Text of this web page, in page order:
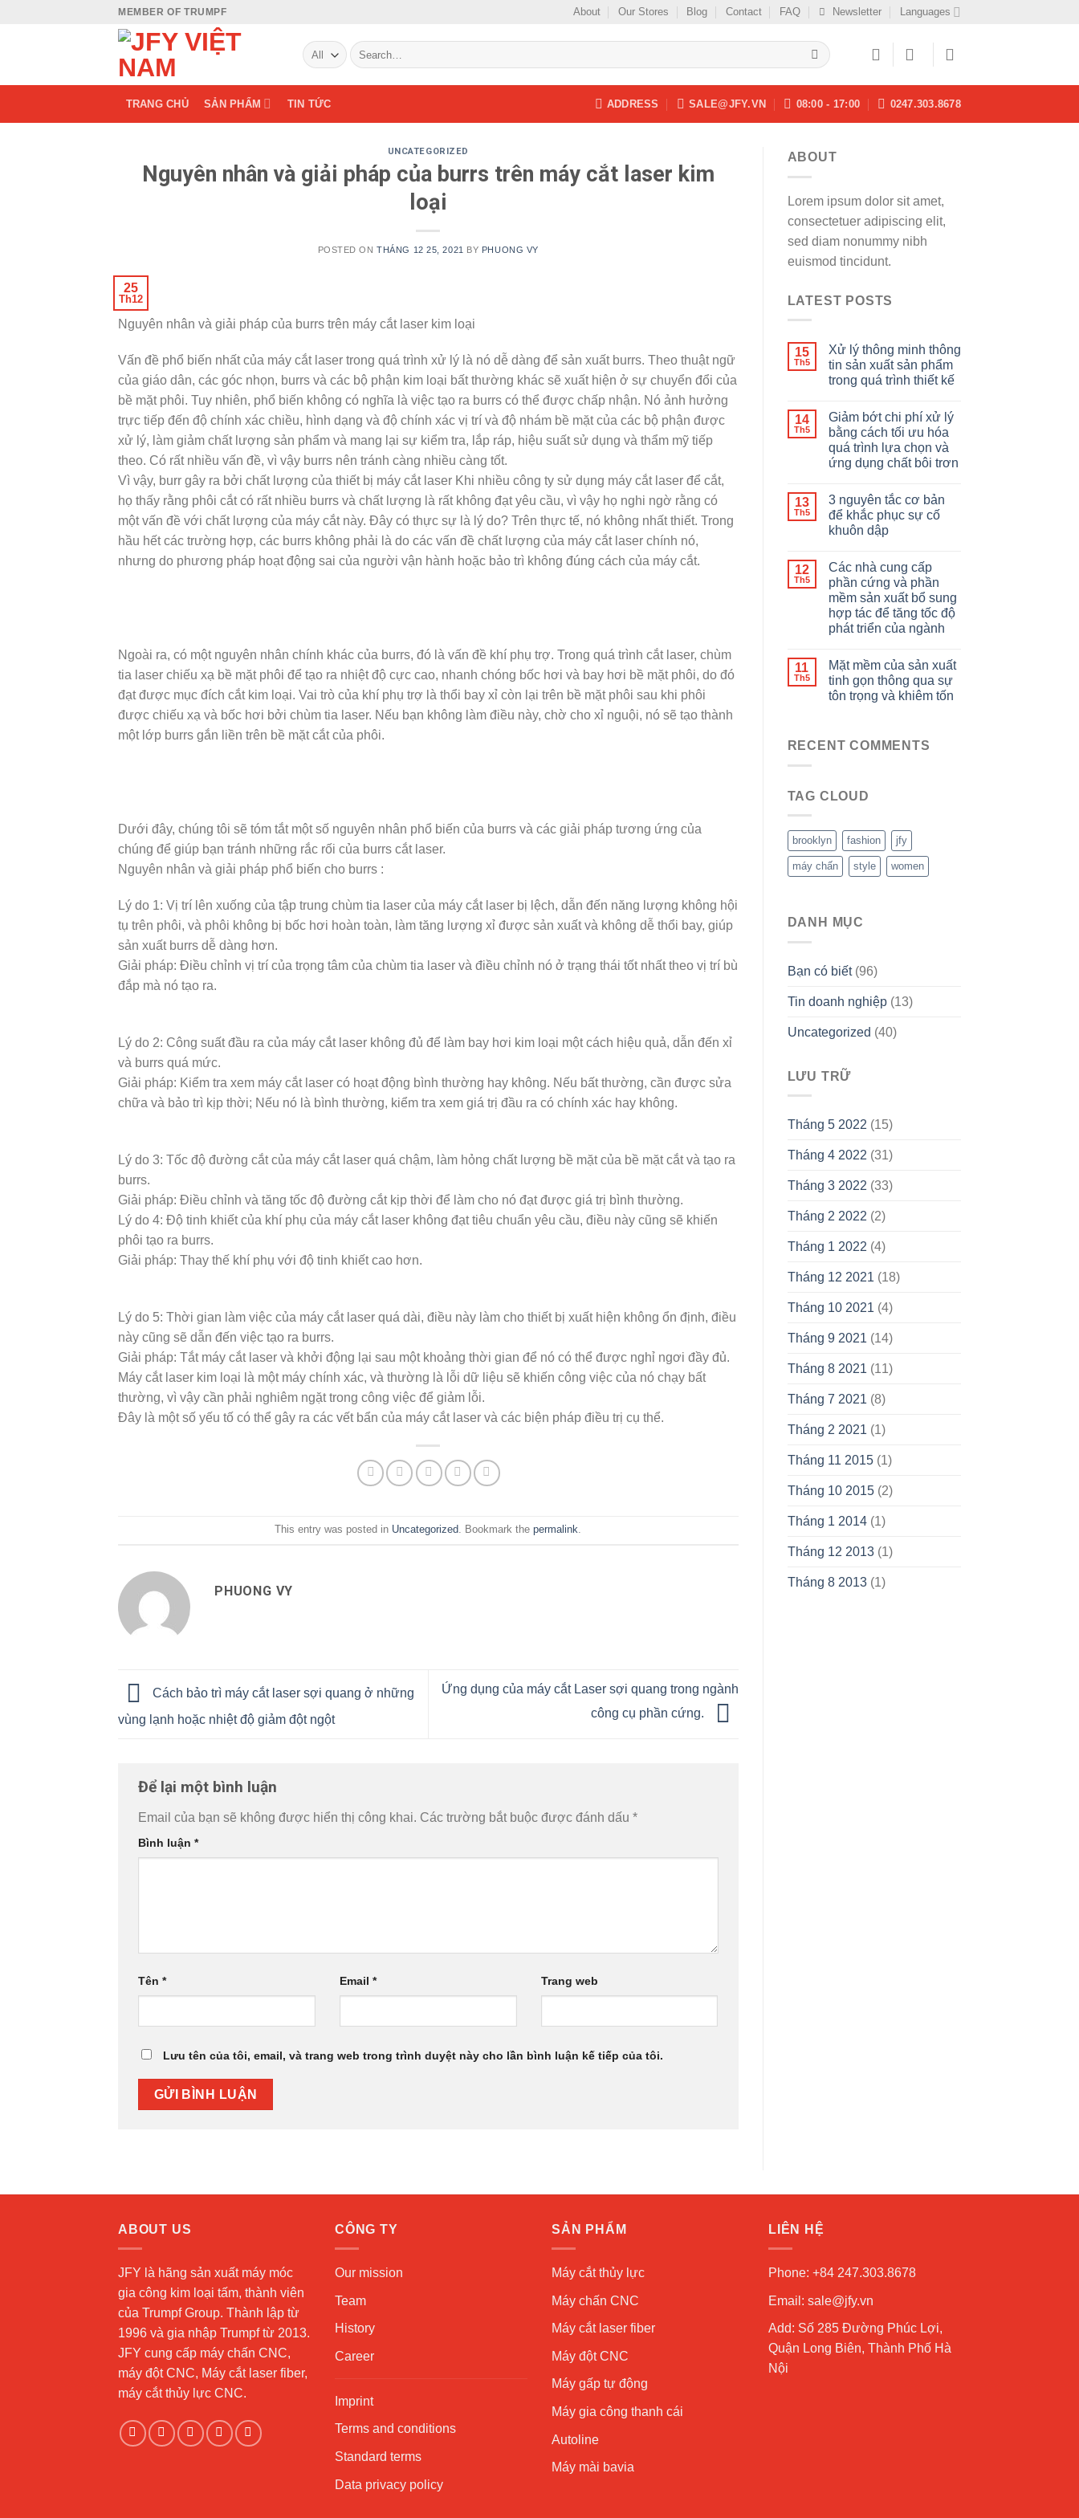
MEMBER OF TRUMPF About Our Stores Blog Contact FAQ Newsletter Languages
Search
for:
TRANG CHỦ SẢN PHẨM TIN TỨC ADDRESS SALE@JFY.VN 08:00 - 17:00 0247.303.8678
UNCATEGORIZED
Nguyên nhân và giải pháp của burrs trên máy cắt laser kim
loại
POSTED ONTHÁNG 12 25, 2021 BY PHUONG VY
25
Th12
Nguyên nhân và giải pháp của burrs trên máy cắt laser kim loại
Vấn đề phổ biến nhất của máy cắt laser trong quá trình xử lý là nó dễ dàng để sản xuất burrs. Theo thuật ngữ
của giáo dân, các góc nhọn, burrs và các bộ phận kim loại bất thường khác sẽ xuất hiện ở sự chuyển đổi của
bề mặt phôi. Tuy nhiên, phổ biến không có nghĩa là việc tạo ra burrs có thể được chấp nhận. Nó ảnh hưởng
trực tiếp đến độ chính xác chiều, hình dạng và độ chính xác vị trí và độ nhám bề mặt của các bộ phận được
xử lý, làm giảm chất lượng sản phẩm và mang lại sự kiểm tra, lắp ráp, hiệu suất sử dụng và thẩm mỹ tiếp
theo. Có rất nhiều vấn đề, vì vậy burrs nên tránh càng nhiều càng tốt.
Vì vậy, burr gây ra bởi chất lượng của thiết bị máy cắt laser Khi nhiều công ty sử dụng máy cắt laser để cắt,
họ thấy rằng phôi cắt có rất nhiều burrs và chất lượng là rất không đạt yêu cầu, vì vậy họ nghi ngờ rằng có
một vấn đề với chất lượng của máy cắt này. Đây có thực sự là lý do? Trên thực tế, nó không nhất thiết. Trong
hầu hết các trường hợp, các burrs không phải là do các vấn đề chất lượng của máy cắt laser chính nó,
nhưng do phương pháp hoạt động sai của người vận hành hoặc bảo trì không đúng cách của máy cắt.
Ngoài ra, có một nguyên nhân chính khác của burrs, đó là vấn đề khí phụ trợ. Trong quá trình cắt laser, chùm
tia laser chiếu xạ bề mặt phôi để tạo ra nhiệt độ cực cao, nhanh chóng bốc hơi và bay hơi bề mặt phôi, do đó
đạt được mục đích cắt kim loại. Vai trò của khí phụ trợ là thổi bay xỉ còn lại trên bề mặt phôi sau khi phôi
được chiếu xạ và bốc hơi bởi chùm tia laser. Nếu bạn không làm điều này, chờ cho xỉ nguội, nó sẽ tạo thành
một lớp burrs gắn liền trên bề mặt cắt của phôi.
Dưới đây, chúng tôi sẽ tóm tắt một số nguyên nhân phổ biến của burrs và các giải pháp tương ứng của
chúng để giúp bạn tránh những rắc rối của burrs cắt laser.
Nguyên nhân và giải pháp phổ biến cho burrs :
Lý do 1: Vị trí lên xuống của tập trung chùm tia laser của máy cắt laser bị lệch, dẫn đến năng lượng không hội
tụ trên phôi, và phôi không bị bốc hơi hoàn toàn, làm tăng lượng xỉ được sản xuất và không dễ thổi bay, giúp
sản xuất burrs dễ dàng hơn.
Giải pháp: Điều chỉnh vị trí của trọng tâm của chùm tia laser và điều chỉnh nó ở trạng thái tốt nhất theo vị trí bù
đắp mà nó tạo ra.
Lý do 2: Công suất đầu ra của máy cắt laser không đủ để làm bay hơi kim loại một cách hiệu quả, dẫn đến xỉ
và burrs quá mức.
Giải pháp: Kiểm tra xem máy cắt laser có hoạt động bình thường hay không. Nếu bất thường, cần được sửa
chữa và bảo trì kịp thời; Nếu nó là bình thường, kiểm tra xem giá trị đầu ra có chính xác hay không.
Lý do 3: Tốc độ đường cắt của máy cắt laser quá chậm, làm hỏng chất lượng bề mặt của bề mặt cắt và tạo ra
burrs.
Giải pháp: Điều chỉnh và tăng tốc độ đường cắt kịp thời để làm cho nó đạt được giá trị bình thường.
Lý do 4: Độ tinh khiết của khí phụ của máy cắt laser không đạt tiêu chuẩn yêu cầu, điều này cũng sẽ khiến
phôi tạo ra burrs.
Giải pháp: Thay thế khí phụ với độ tinh khiết cao hơn.
Lý do 5: Thời gian làm việc của máy cắt laser quá dài, điều này làm cho thiết bị xuất hiện không ổn định, điều
này cũng sẽ dẫn đến việc tạo ra burrs.
Giải pháp: Tắt máy cắt laser và khởi động lại sau một khoảng thời gian để nó có thể được nghỉ ngơi đầy đủ.
Máy cắt laser kim loại là một máy chính xác, và thường là lỗi dữ liệu sẽ khiến công việc của nó chạy bất
thường, vì vậy cần phải nghiêm ngặt trong công việc để giảm lỗi.
Đây là một số yếu tố có thể gây ra các vết bẩn của máy cắt laser và các biện pháp điều trị cụ thể.
This entry was posted in Uncategorized. Bookmark thepermalink.
PHUONG VY
Cách bảo trì máy cắt laser sợi quang ở những
vùng lạnh hoặc nhiệt độ giảm đột ngột
Ứng dụng của máy cắt Laser sợi quang trong ngành
công cụ phần cứng.
Để lại một bình luận
Email của bạn sẽ không được hiển thị công khai. Các trường bắt buộc được đánh dấu *
Bình luận *
Tên * Email * Trang web
Lưu tên của tôi, email, và trang web trong trình duyệt này cho lần bình luận kế tiếp của tôi.
ABOUT
Lorem ipsum dolor sit amet,
consectetuer adipiscing elit,
sed diam nonummy nibh
euismod tincidunt.
LATEST POSTS
15
Th5
Xử lý thông minh thông
tin sản xuất sản phẩm
trong quá trình thiết kế
14
Th5
Giảm bớt chi phí xử lý
bằng cách tối ưu hóa
quá trình lựa chọn và
ứng dụng chất bôi trơn
13
Th5
3 nguyên tắc cơ bản
để khắc phục sự cố
khuôn dập
12
Th5
Các nhà cung cấp
phần cứng và phần
mềm sản xuất bổ sung
hợp tác để tăng tốc độ
phát triển của ngành
11
Th5
Mặt mềm của sản xuất
tinh gọn thông qua sự
tôn trọng và khiêm tốn
RECENT COMMENTS
TAG CLOUD
brooklyn fashion jfy
máy chấn style women
DANH MỤC
Bạn có biết(96)
Tin doanh nghiệp(13)
Uncategorized (40)
LƯU TRỮ
Tháng 5 2022 (15)
Tháng 4 2022 (31)
Tháng 3 2022 (33)
Tháng 2 2022 (2)
Tháng 1 2022 (4)
Tháng 12 2021 (18)
Tháng 10 2021 (4)
Tháng 9 2021 (14)
Tháng 8 2021 (11)
Tháng 7 2021 (8)
Tháng 2 2021 (1)
Tháng 11 2015(1)
Tháng 10 2015(2)
Tháng 1 2014(1)
Tháng 12 2013(1)
Tháng 8 2013(1)
ABOUT US
JFY là hãng sản xuất máy móc
gia công kim loại tấm, thành viên
của Trumpf Group. Thành lập từ
1996 và gia nhập Trumpf từ 2013.
JFY cung cấp máy chấn CNC,
máy đột CNC, Máy cắt laser fiber,
máy cắt thủy lực CNC.
CÔNG TY
Our mission
Team
History
Career
Imprint
Terms and conditions
Standard terms
Data privacy policy
SẢN PHẨM
Máy cắt thủy lực
Máy chấn CNC
Máy cắt laser fiber
Máy đột CNC
Máy gấp tự động
Máy gia công thanh cái
Autoline
Máy mài bavia
LIÊN HỆ
Phone: +84 247.303.8678
Email: sale@jfy.vn
Add: Số 285 Đường Phúc Lợi,
Quận Long Biên, Thành Phố Hà
Nội